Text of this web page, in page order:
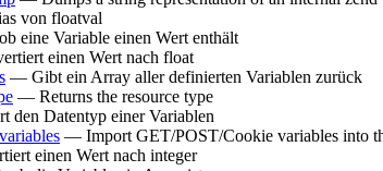
von floatval
eine Variable einen Wert enthält
einen Wert nach float
— Gibt ein Array aller definierten Variablen zurück
— Returns the resource type
den Datentyp einer Variablen
— Import GET/POST/Cookie variables into
einen Wert nach integer